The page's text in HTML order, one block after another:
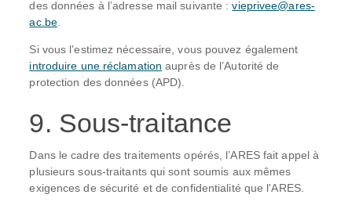
des données à l’adresse mail suivante :vieprivee@ares-
ac.be.
Si vous l’estimez nécessaire, vous pouvez également
introduire une réclamation auprès de l’Autorité de
protection des données (APD).
9. Sous-traitance
Dans le cadre des traitements opérés, l’ARES fait appel à
plusieurs sous-traitants qui sont soumis aux mêmes
exigences de sécurité et de confidentialité que l'ARES.